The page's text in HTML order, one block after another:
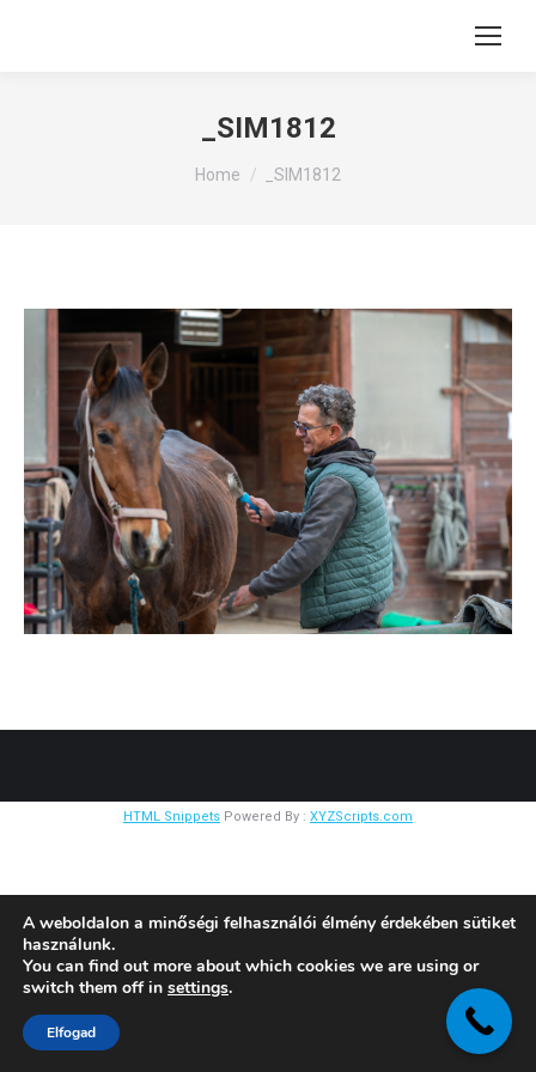
_SIM1812
You are here:
Home _SIM1812
HTML Snippets Powered By : XYZScripts.com
A weboldalon a minőségi felhasználói élmény érdekében sütiket
használunk.
You can find out more about which cookies we are using or
switch them off in settings.
Elfogad